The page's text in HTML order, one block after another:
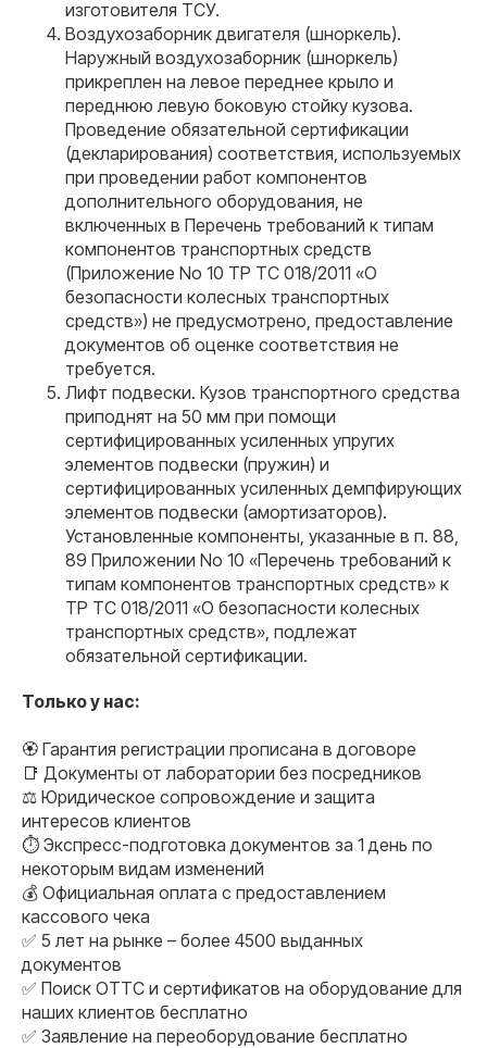
изготовителя ТСУ.
Воздухозаборник двигателя (шноркель).
Наружный воздухозаборник (шноркель)
прикреплен на левое переднее крыло и
переднюю левую боковую стойку кузова.
Проведение обязательной сертификации
(декларирования) соответствия, используемых
при проведении работ компонентов
дополнительного оборудования, не
включенных в Перечень требований к типам
компонентов транспортных средств
(Приложение No 10 ТР ТС 018/2011 «О
безопасности колесных транспортных
средств») не предусмотрено, предоставление
документов об оценке соответствия не
требуется.
Лифт подвески. Кузов транспортного средства
приподнят на 50 мм при помощи
сертифицированных усиленных упругих
элементов подвески (пружин) и
сертифицированных усиленных демпфирующих
элементов подвески (амортизаторов).
Установленные компоненты, указанные в п. 88,
89 Приложении No 10 «Перечень требований к
типам компонентов транспортных средств» к
ТР ТС 018/2011 «О безопасности колесных
транспортных средств», подлежат
обязательной сертификации.
Только у нас:
🏵 Гарантия регистрации прописана в договоре
📑 Документы от лаборатории без посредников
⚖️ Юридическое сопровождение и защита
интересов клиентов
⏱ Экспресс-подготовка документов за 1 день по
некоторым видам изменений
💰 Официальная оплата с предоставлением
кассового чека
✅ 5 лет на рынке – более 4500 выданных
документов
✅ Поиск ОТТС и сертификатов на оборудование для
наших клиентов бесплатно
✅ Заявление на переоборудование бесплатно